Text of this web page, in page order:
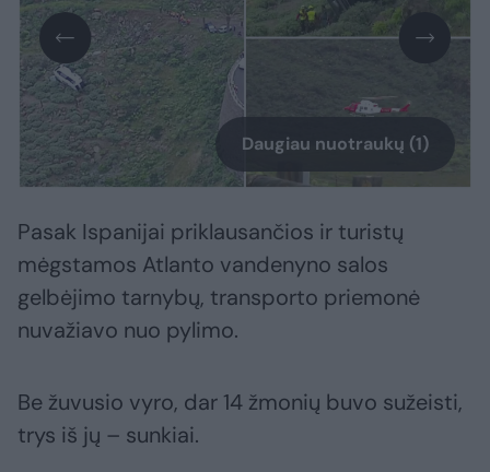
Daugiau nuotraukų (1)
Pasak Ispanijai priklausančios ir turistų
mėgstamos Atlanto vandenyno salos
gelbėjimo tarnybų, transporto priemonė
nuvažiavo nuo pylimo.
Be žuvusio vyro, dar 14 žmonių buvo sužeisti,
trys iš jų – sunkiai.